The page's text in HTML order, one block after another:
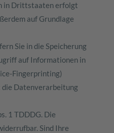
in Drittstaaten erfolgt
auf Grundlage
Sie in die Speicherung
auf Informationen in
Fingerprinting)
Datenverarbeitung
1 TDDDG. Die
Sind Ihre